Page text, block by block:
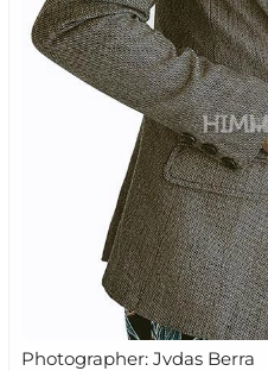
Photographer: Jvdas Berra